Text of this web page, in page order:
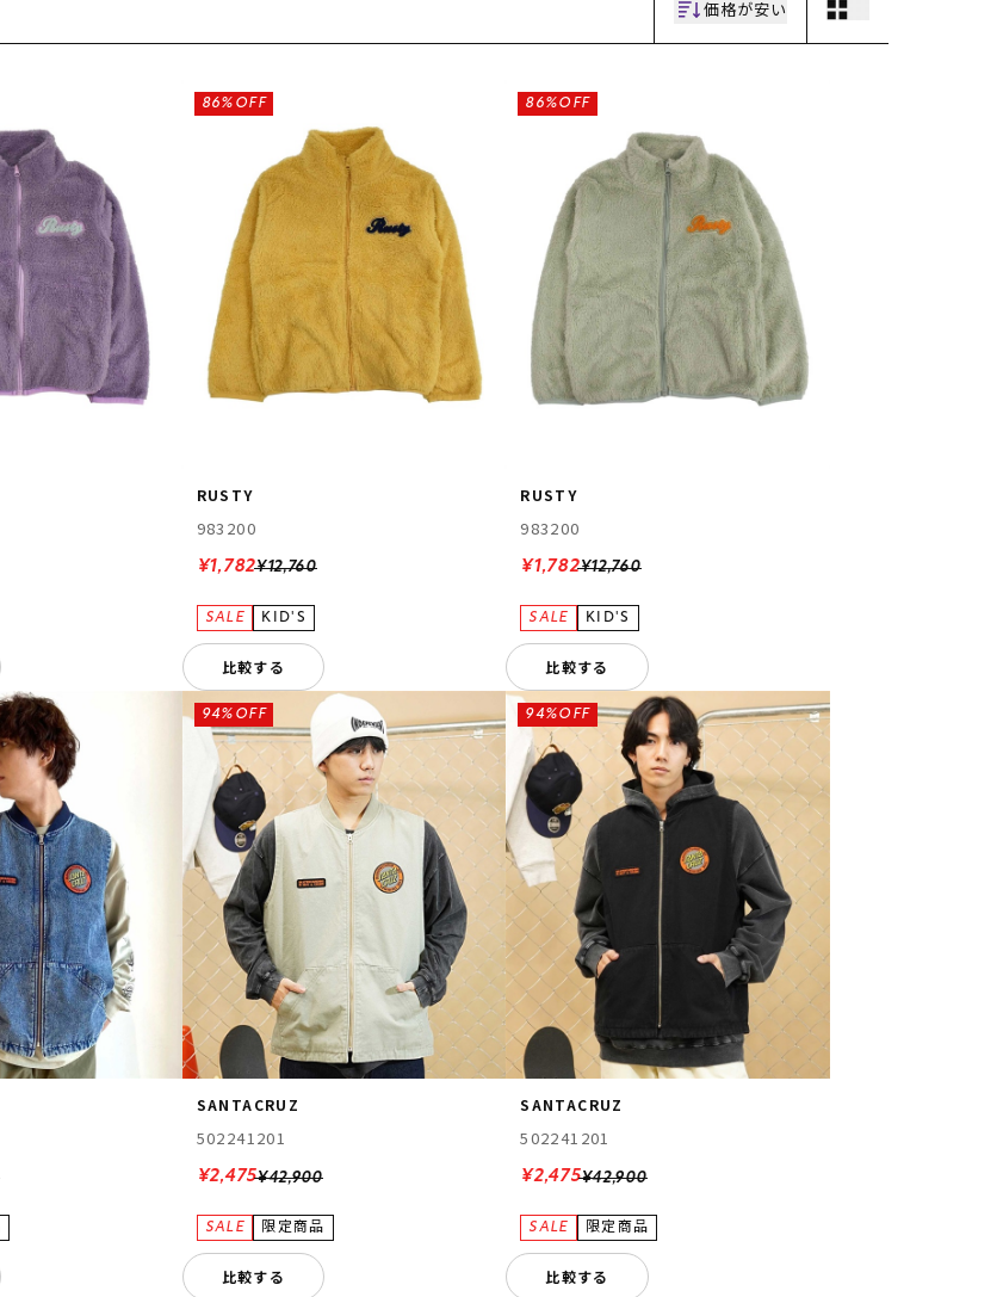
価格が安い
RUSTY
983200
¥12,760
86%OFF
¥1,782
比較する
RUSTY
983200
¥12,760
86%OFF
¥1,782
比較する
SANTACRUZ
502241201
¥42,900
94%OFF
¥2,475
比較する
SANTACRUZ
502241201
¥42,900
94%OFF
¥2,475
比較する